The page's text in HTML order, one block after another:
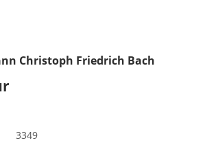
Christoph Friedrich Bach
3349